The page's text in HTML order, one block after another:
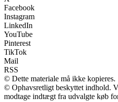
Facebook
Instagram
LinkedIn
YouTube
Pinterest
TikTok
Mail
RSS
© Dette materiale må ikke kopieres.
© Ophavsretligt beskyttet indhold.
modtage indtægt fra udvalgte køb